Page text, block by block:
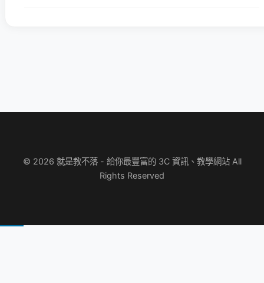
© 2026 就是教不落 - 給你最豐富的 3C 資訊、教學網站 All
Rights Reserved